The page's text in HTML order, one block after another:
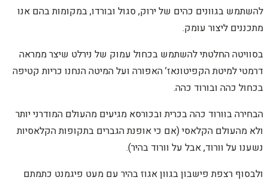
להשתמש בגוונים כהים של ירוק, סגול ובורדו, במקומות בהם אנו
מתכננים ליצור עומק.
בסוויטה החלטתי להשתמש בכחול עמוק של נירלט שיצר ממראה
דרמטי למיטת הקפיטונאז’ האפורה ועל המיטה הנחנו כריות קטיפה
בכחול כהה ובורוד כהה.
הבחירה בוורוד כהה בכרית ובכורסא מגיעים מהעולם המודרני יותר
ולא מהעולם הקלאסי (אם כי אופנת הגברים בתקופות הקלאסיות
נשענו על וורוד, אבל על וורוד בהיר).
ולבסוף רצפת פישבון בגוון אגוז בהיר עם מעט פיגמנט כתמתם